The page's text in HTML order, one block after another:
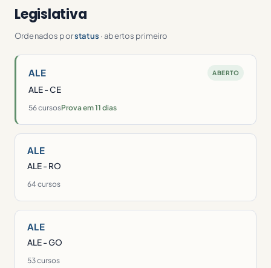
Legislativa
Ordenados porstatus · abertos primeiro
ALE ABERTO
ALE - CE
56 cursosProva em 11 dias
ALE
ALE - RO
64 cursos
ALE
ALE - GO
53 cursos